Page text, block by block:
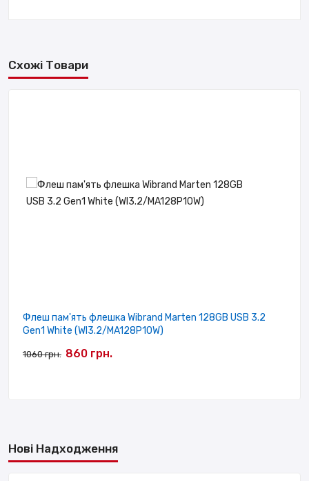
Схожі Товари
Флеш пам'ять флешка Wibrand Marten 128GB USB 3.2
Gen1 White (WI3.2/MA128P10W)
1060 грн. 860 грн.
Нові Надходження